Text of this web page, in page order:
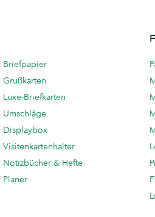
Briefpapier
Grußkarten
Luxe-Briefkarten
Umschläge
Displaybox
Visitenkartenhalter
Notizbücher & Hefte
Planer